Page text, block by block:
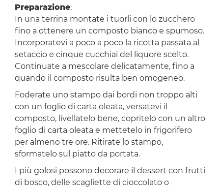
Preparazione:
In una terrina montate i tuorli con lo zucchero
fino a ottenere un composto bianco e spumoso.
Incorporatevi a poco a poco la ricotta passata al
setaccio e cinque cucchiai del liquore scelto.
Continuate a mescolare delicatamente, fino a
quando il composto risulta ben omogeneo.
Foderate uno stampo dai bordi non troppo alti
con un foglio di carta oleata, versatevi il
composto, livellatelo bene, copritelo con un altro
foglio di carta oleata e mettetelo in frigorifero
per almeno tre ore. Ritirate lo stampo,
sformatelo sul piatto da portata.
I più golosi possono decorare il dessert con frutti
di bosco, delle scagliette di cioccolato o